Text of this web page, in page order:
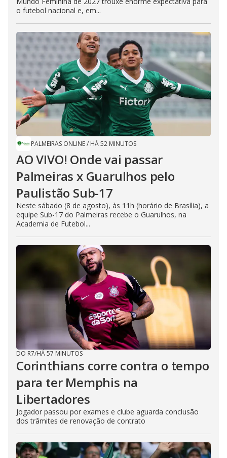
o futebol nacional e, em...
PALMEIRAS ONLINE/ HÁ 52 MINUTOS
AO VIVO! Onde vai passar
Palmeiras x Guarulhos pelo
Paulistão Sub-17
Neste sábado (8 de agosto), às 11h (horário de Brasília), a
equipe Sub-17 do Palmeiras recebe o Guarulhos, na
Academia de Futebol...
DO R7/HÁ 57 MINUTOS
Corinthians corre contra o tempo
para ter Memphis na
Libertadores
Jogador passou por exames e clube aguarda conclusão
dos trâmites de renovação de contrato